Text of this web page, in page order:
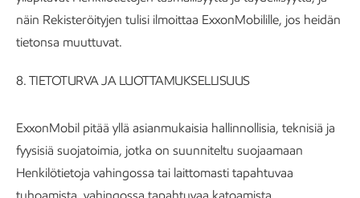
näin Rekisteröityjen tulisi ilmoittaa ExxonMobilille, jos heidän
tietonsa muuttuvat.
8. TIETOTURVA JA LUOTTAMUKSELLISUUS
ExxonMobil pitää yllä asianmukaisia hallinnollisia, teknisiä ja
fyysisiä suojatoimia, jotka on suunniteltu suojaamaan
Henkilötietoja vahingossa tai laittomasti tapahtuvaa